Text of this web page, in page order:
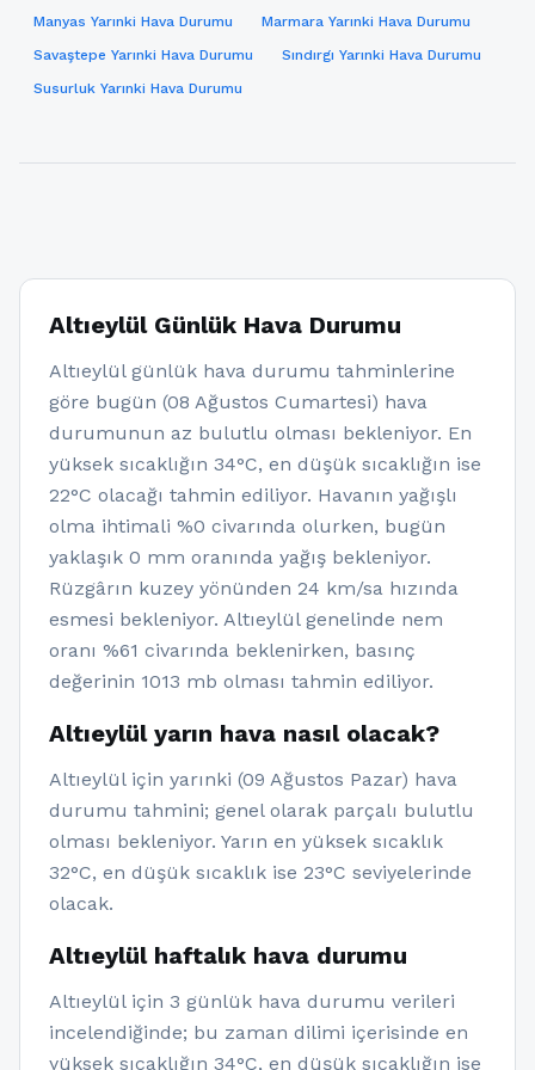
Manyas Yarınki Hava Durumu
Marmara Yarınki Hava Durumu
Savaştepe Yarınki Hava Durumu
Sındırgı Yarınki Hava Durumu
Susurluk Yarınki Hava Durumu
Altıeylül Günlük Hava Durumu
Altıeylül günlük hava durumu tahminlerine
göre bugün (08 Ağustos Cumartesi) hava
durumunun az bulutlu olması bekleniyor. En
yüksek sıcaklığın 34°C, en düşük sıcaklığın ise
22°C olacağı tahmin ediliyor. Havanın yağışlı
olma ihtimali %0 civarında olurken, bugün
yaklaşık 0 mm oranında yağış bekleniyor.
Rüzgârın kuzey yönünden 24 km/sa hızında
esmesi bekleniyor. Altıeylül genelinde nem
oranı %61 civarında beklenirken, basınç
değerinin 1013 mb olması tahmin ediliyor.
Altıeylül yarın hava nasıl olacak?
Altıeylül için yarınki (09 Ağustos Pazar) hava
durumu tahmini; genel olarak parçalı bulutlu
olması bekleniyor. Yarın en yüksek sıcaklık
32°C, en düşük sıcaklık ise 23°C seviyelerinde
olacak.
Altıeylül haftalık hava durumu
Altıeylül için 3 günlük hava durumu verileri
incelendiğinde; bu zaman dilimi içerisinde en
yüksek sıcaklığın 34°C, en düşük sıcaklığın ise